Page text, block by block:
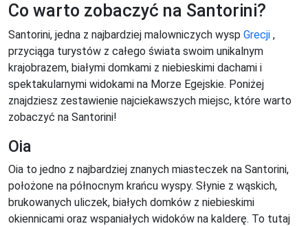
Co warto zobaczyć na Santorini?
Santorini, jedna z najbardziej malowniczych wysp Grecji ,
przyciąga turystów z całego świata swoim unikalnym
krajobrazem, białymi domkami z niebieskimi dachami i
spektakularnymi widokami na Morze Egejskie. Poniżej
znajdziesz zestawienie najciekawszych miejsc, które warto
zobaczyć na Santorini!
Oia
Oia to jedno z najbardziej znanych miasteczek na Santorini,
położone na północnym krańcu wyspy. Słynie z wąskich,
brukowanych uliczek, białych domków z niebieskimi
okiennicami oraz wspaniałych widoków na kalderę. To tutaj